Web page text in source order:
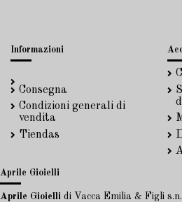
Informazioni
Consegna
Condizioni generali di
vendita
Tiendas
Aprile Gioielli
Aprile Gioielli di Vacca Emilia & Figli